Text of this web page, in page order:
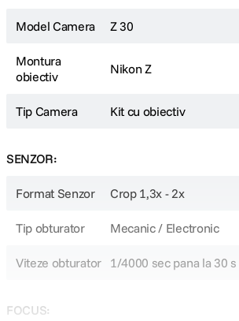
Sunet curat si clar
Captati un sunet de o calitate deosebita prin
pentru inregistrarea vocii dumneavoastra sau
reducere a zgomotului vantului.
Model Camera Z 30
Montura
obiectiv
Nikon Z
Tip Camera Kit cu obiectiv
SENZOR:
Format Senzor Crop 1,3x - 2x
Tip obturator Mecanic / Electronic
Viteze obturator 1/4000 sec pana la 30 s
FOCUS: